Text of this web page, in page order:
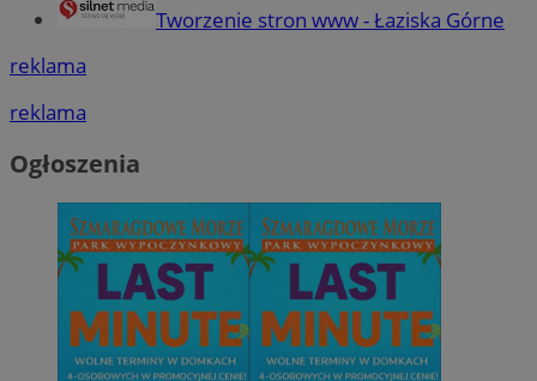
Tworzenie stron www - Łaziska Górne
reklama
reklama
Ogłoszenia